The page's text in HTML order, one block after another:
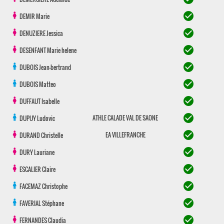
DEMIRMarie check_circle
DENUZIEREJessica check_circle
DESENFANTMarie helene check_circle
DUBOISJean-bertrand check_circle
DUBOISMatteo check_circle
DUFFAUTIsabelle check_circle
DUPUYLudovic ATHLE CALADE VAL DE SAONE check_circle
DURANDChristelle EA VILLEFRANCHE check_circle
DURYLauriane check_circle
ESCALIERClaire check_circle
FACEMAZChristophe check_circle
FAVERIALStéphane check_circle
FERNANDESClaudia check_circle